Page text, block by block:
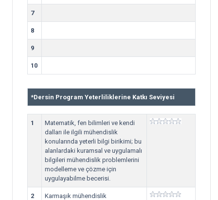
7
8
9
10
*Dersin Program Yeterliliklerine Katkı Seviyesi
1
Matematik, fen bilimleri ve kendi
dalları ile ilgili mühendislik
konularında yeterli bilgi birikimi; bu
alanlardaki kuramsal ve uygulamalı
bilgileri mühendislik problemlerini
modelleme ve çözme için
uygulayabilme becerisi.
2
Karmaşık mühendislik